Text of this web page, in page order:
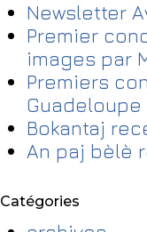
Newsletter
Premier
images par
Premiers
Guadeloupe
Bokantaj
An paj bèlè
Catégories